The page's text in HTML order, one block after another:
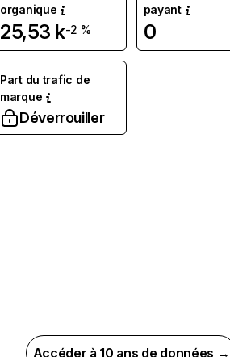
organique
25,53 k-2 %
payant
0
Part du trafic de
marque
Déverrouiller
Accéder à 10 ans de données →